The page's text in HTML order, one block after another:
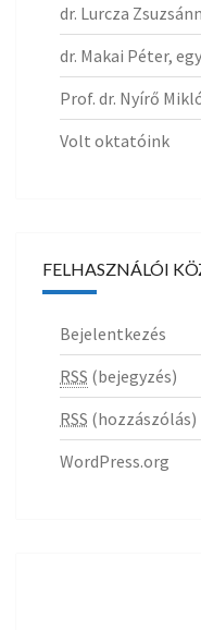
dr. Lurcza
dr. Makai Péter,
Prof. dr. Nyírő
Volt oktatóink
FELHASZNÁLÓI
Bejelentkezés
RSS (bejegyzés)
RSS (hozzászólás)
WordPress.org